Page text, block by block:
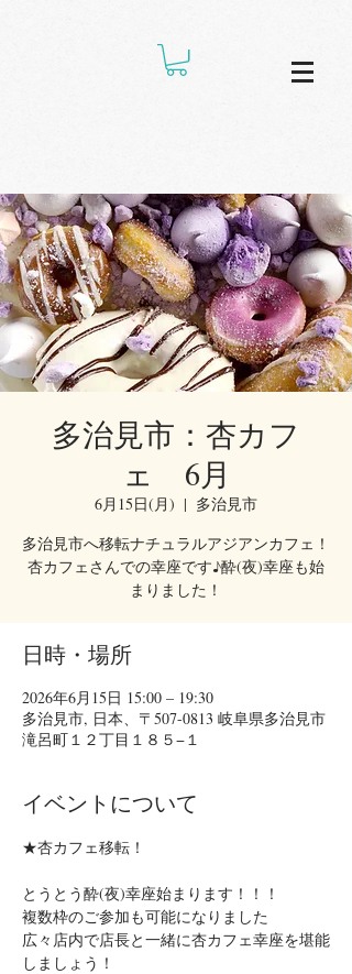
多治見市：杏カフ
ェ 6月
6月15日(月)
  |
多治見市
多治見市へ移転ナチュラルアジアンカフェ！
杏カフェさんでの幸座です♪酔(夜)幸座も始
まりました！
日時・場所
2026年6月15日 15:00 – 19:30
多治見市, 日本、〒507-0813 岐阜県多治見市
滝呂町１２丁目１８５−１
イベントについて
★杏カフェ移転！
とうとう酔(夜)幸座始まります！！！
複数枠のご参加も可能になりました
広々店内で店長と一緒に杏カフェ幸座を堪能
しましょう！